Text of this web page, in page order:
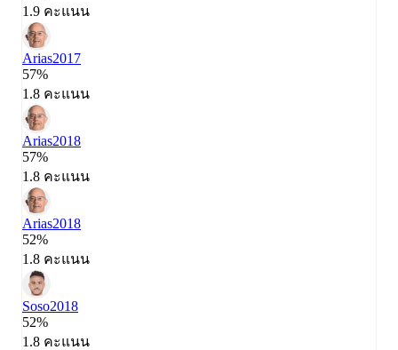
1.9 คะแนน
Arias2017
57%
1.8 คะแนน
Arias2018
57%
1.8 คะแนน
Arias2018
52%
1.8 คะแนน
Soso2018
52%
1.8 คะแนน